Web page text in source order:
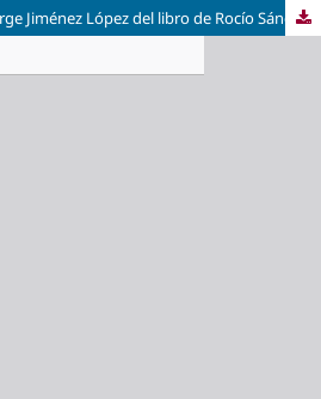
Reseña realizada por Jorge Jiménez López del libro de Rocío Sánchez Ameijeiras titulado